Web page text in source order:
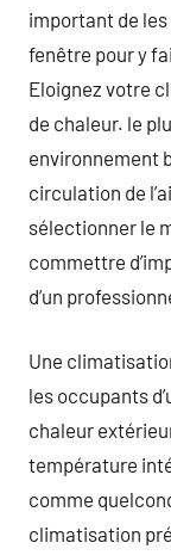
important de les
fenêtre pour y
Eloignez votre
de chaleur. le
environnement
circulation de
sélectionner le
commettre
d’un
Une
les occupants
chaleur
température
comme
climatisation